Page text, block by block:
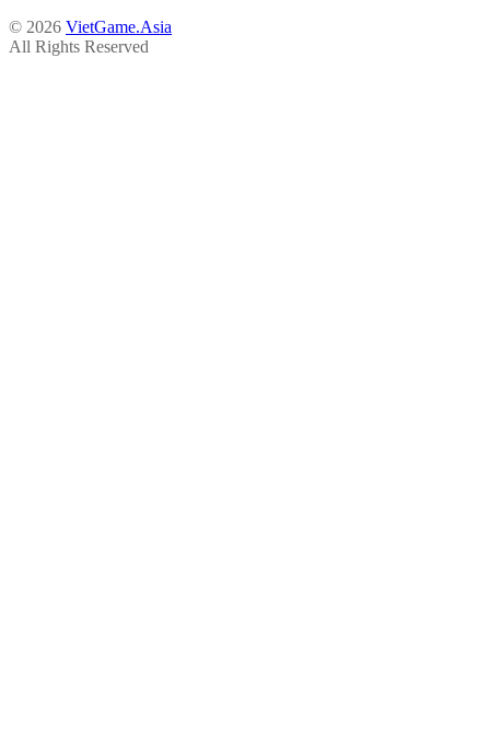
© 2026 VietGame.Asia
All Rights Reserved